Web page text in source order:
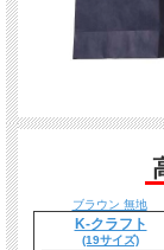
ブラウン 無地
K-クラフト
(19サイズ)